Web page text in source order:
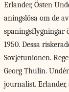
Erlander, Östen
aningslösa om de
spaningsflygningar
1950. Dessa
Sovjetunionen.
Georg Thulin.
journalist. Erlander,